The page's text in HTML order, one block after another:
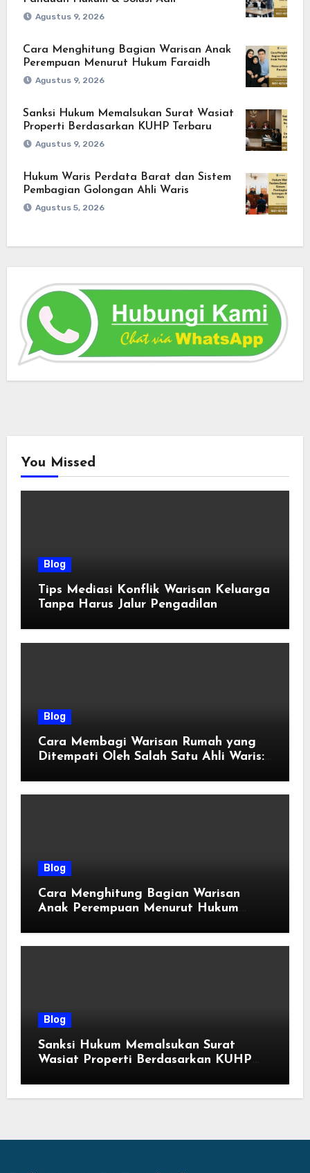
Agustus 9, 2026
Cara Menghitung Bagian Warisan Anak
Perempuan Menurut Hukum Faraidh
Agustus 9, 2026
Sanksi Hukum Memalsukan Surat Wasiat
Properti Berdasarkan KUHP Terbaru
Agustus 9, 2026
Hukum Waris Perdata Barat dan Sistem
Pembagian Golongan Ahli Waris
Agustus 5, 2026
You Missed
Blog
Tips Mediasi Konflik Warisan Keluarga
Tanpa Harus Jalur Pengadilan
Blog
Cara Membagi Warisan Rumah yang
Ditempati Oleh Salah Satu Ahli Waris:
Blog
Cara Menghitung Bagian Warisan
Anak Perempuan Menurut Hukum
Blog
Sanksi Hukum Memalsukan Surat
Wasiat Properti Berdasarkan KUHP